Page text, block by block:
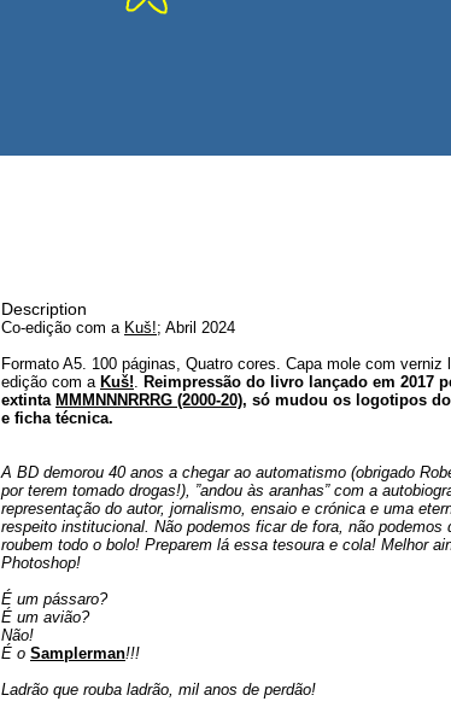
Description
Co-edição com a Kuš!; Abril 2024
Formato A5. 100 páginas, Quatro cores. Capa mole com verniz
edição com a Kuš! Reimpressão do livro lançado em 2017
extinta MMMNNNRRRG (2000-20), só mudou os logotipos
e ficha técnica.
A BD demorou 40 anos a chegar ao automatismo (obrigado
por terem tomado drogas!), ”andou às aranhas” com a
representação do autor, jornalismo, ensaio e crónica e uma
respeito institucional. Não podemos ficar de fora, não podemos
roubem todo o bolo! Preparem lá essa tesoura e cola! Melhor
Photoshop!
É um pássaro?
É um avião?
Não!
É o Samplerman!!!
Ladrão que rouba ladrão, mil anos de perdão!